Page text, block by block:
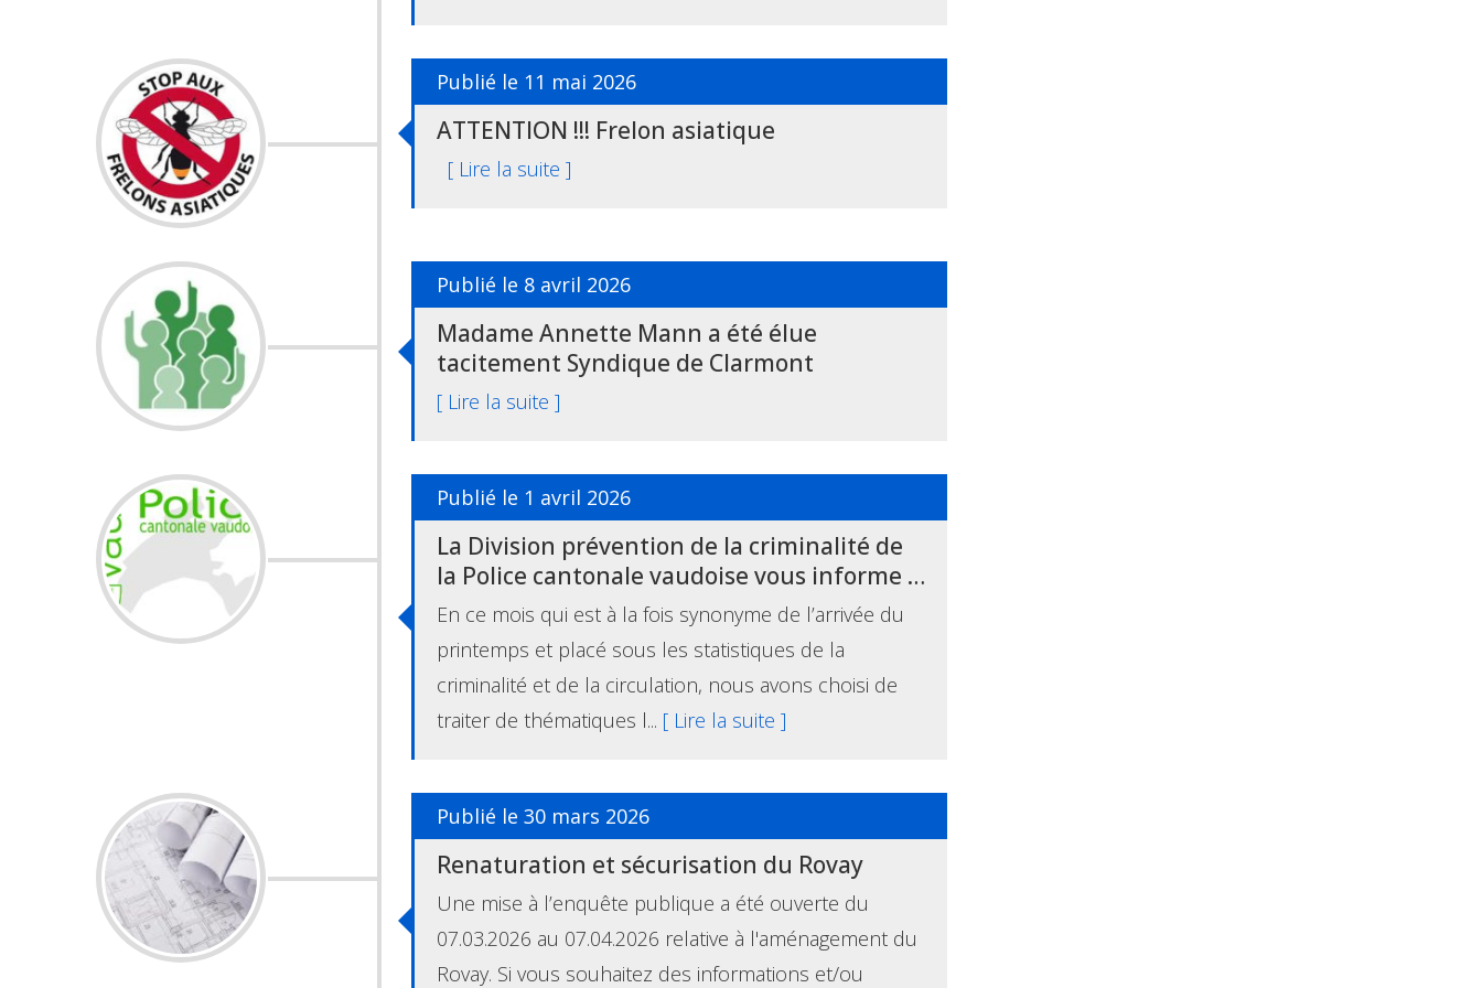
Publié le 11 mai 2026
ATTENTION !!! Frelon asiatique
[ Lire la suite ]
Publié le 8 avril 2026
Madame Annette Mann a été élue
tacitement Syndique de Clarmont
[ Lire la suite ]
Publié le 1 avril 2026
La Division prévention de la criminalité de
la Police cantonale vaudoise vous informe …
En ce mois qui est à la fois synonyme de l’arrivée du
printemps et placé sous les statistiques de la
criminalité et de la circulation, nous avons choisi de
traiter de thématiques l... [ Lire la suite ]
Publié le 30 mars 2026
Renaturation et sécurisation du Rovay
Une mise à l’enquête publique a été ouverte du
07.03.2026 au 07.04.2026 relative à l'aménagement du
Rovay. Si vous souhaitez des informations et/ou